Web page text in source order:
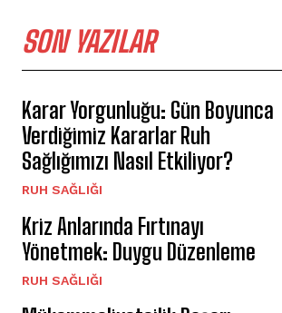
SON YAZILAR
Karar Yorgunluğu: Gün Boyunca
Verdiğimiz Kararlar Ruh
Sağlığımızı Nasıl Etkiliyor?
⁠RUH SAĞLIĞI
Kriz Anlarında Fırtınayı
Yönetmek: Duygu Düzenleme
⁠RUH SAĞLIĞI